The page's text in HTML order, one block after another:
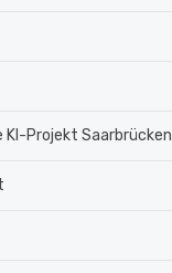
KI-Projekt Saarbrücken